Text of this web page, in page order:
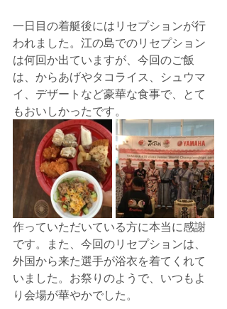
一日目の着艇後にはリセプションが行
われました。江の島でのリセプション
は何回か出ていますが、今回のご飯
は、からあげやタコライス、シュウマ
イ、デザートなど豪華な食事で、とて
もおいしかったです。
作っていただいている方に本当に感謝
です。また、今回のリセプションは、
外国から来た選手が浴衣を着てくれて
いました。お祭りのようで、いつもよ
り会場が華やかでした。